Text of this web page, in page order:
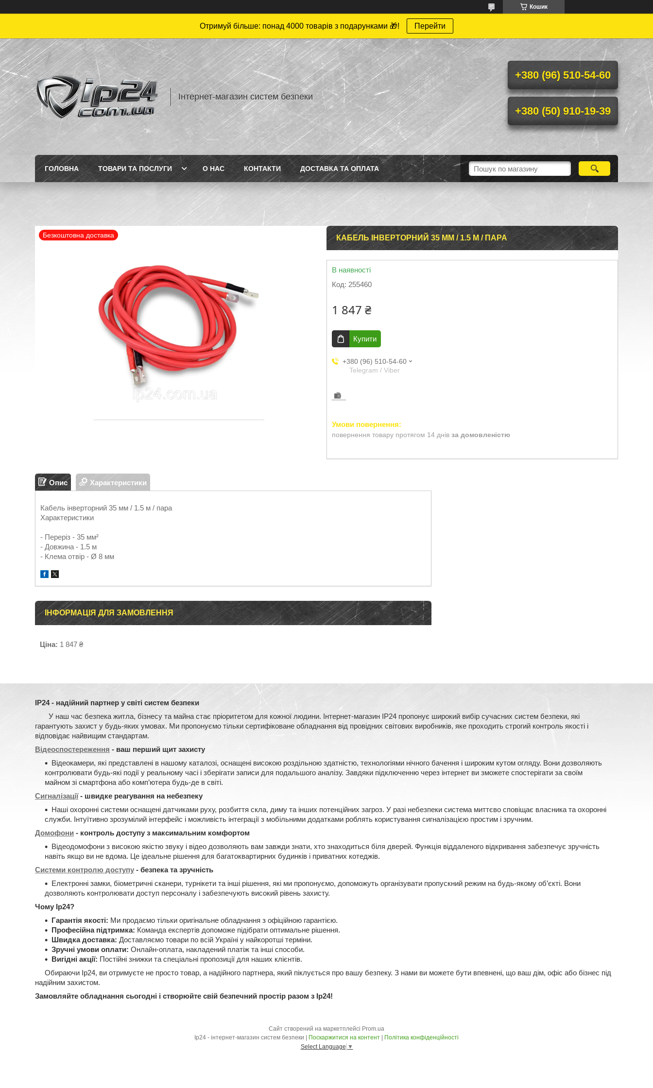
Кошик
Отримуй більше: понад 4000 товарів з подарунками 🎁! Перейти
Інтернет-магазин систем безпеки
+380 (96) 510-54-60
+380 (50) 910-19-39
ГОЛОВНА ТОВАРИ ТА ПОСЛУГИ О НАС КОНТАКТИ ДОСТАВКА ТА ОПЛАТА
Безкоштовна доставка КАБЕЛЬ ІНВЕРТОРНИЙ 35 ММ / 1.5 М / ПАРА
В наявності
Код: 255460
1 847 ₴
Купити
+380 (96) 510-54-60
Telegram / Viber
повернення товару протягом 14 днів за домовленістю
Опис Характеристики
Кабель інверторний 35 мм / 1.5 м / пара
Характеристики
- Переріз - 35 мм²
- Довжина - 1.5 м
- Клема отвір - Ø 8 мм
ІНФОРМАЦІЯ ДЛЯ ЗАМОВЛЕННЯ
Ціна: 1 847 ₴
IP24 - надійний партнер у світі систем безпеки
У наш час безпека житла, бізнесу та майна стає пріоритетом для кожної людини. Інтернет-магазин IP24 пропонує широкий вибір сучасних систем безпеки, які
гарантують захист у будь-яких умовах. Ми пропонуємо тільки сертифіковане обладнання від провідних світових виробників, яке проходить строгий контроль якості і
відповідає найвищим стандартам.
Відеоспостереження - ваш перший щит захисту
Відеокамери, які представлені в нашому каталозі, оснащені високою роздільною здатністю, технологіями нічного бачення і широким кутом огляду. Вони дозволяють
контролювати будь-які події у реальному часі і зберігати записи для подальшого аналізу. Завдяки підключенню через інтернет ви зможете спостерігати за своїм
майном зі смартфона або комп’ютера будь-де в світі.
Сигналізації- швидке реагування на небезпеку
Наші охоронні системи оснащені датчиками руху, розбиття скла, диму та інших потенційних загроз. У разі небезпеки система миттєво сповіщає власника та охоронні
служби. Інтуїтивно зрозумілий інтерфейс і можливість інтеграції з мобільними додатками роблять користування сигналізацією простим і зручним.
Домофони - контроль доступу з максимальним комфортом
Відеодомофони з високою якістю звуку і відео дозволяють вам завжди знати, хто знаходиться біля дверей. Функція віддаленого відкривання забезпечує зручність
навіть якщо ви не вдома. Це ідеальне рішення для багатоквартирних будинків і приватних котеджів.
Системи контролю доступу - безпека та зручність
Електронні замки, біометричні сканери, турнікети та інші рішення, які ми пропонуємо, допоможуть організувати пропускний режим на будь-якому об’єкті. Вони
дозволяють контролювати доступ персоналу і забезпечують високий рівень захисту.
Чому Ip24?
Гарантія якості: Ми продаємо тільки оригінальне обладнання з офіційною гарантією.
Професійна підтримка: Команда експертів допоможе підібрати оптимальне рішення.
Швидка доставка: Доставляємо товари по всій Україні у найкоротші терміни.
Зручні умови оплати: Онлайн-оплата, накладений платіж та інші способи.
Вигідні акції: Постійні знижки та спеціальні пропозиції для наших клієнтів.
Обираючи Ip24, ви отримуєте не просто товар, а надійного партнера, який піклується про вашу безпеку. З нами ви можете бути впевнені, що ваш дім, офіс або бізнес під
надійним захистом.
Замовляйте обладнання сьогодні і створюйте свій безпечний простір разом з Ip24!
Сайт створений на маркетплейсі Prom.ua
Поскаржитися на контент
Політика конфіденційності
Select Language ▼